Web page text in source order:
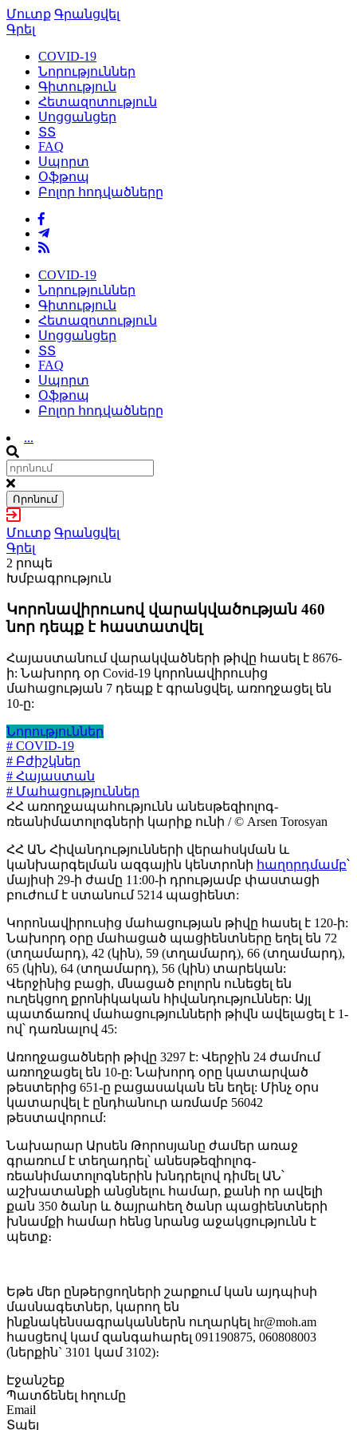
Մուտք Գրանցվել
Գրել
COVID-19
Նորություններ
Գիտություն
Հետազոտություն
Սոցցանցեր
ՏՏ
FAQ
Սպորտ
Օֆթոպ
Բոլոր հոդվածները
COVID-19
Նորություններ
Գիտություն
Հետազոտություն
Սոցցանցեր
ՏՏ
FAQ
Սպորտ
Օֆթոպ
Բոլոր հոդվածները
...
Որոնում
Մուտք Գրանցվել
Գրել
2 րոպե
Խմբագրություն
Կորոնավիրուսով վարակվածության 460
նոր դեպք է հաստատվել
Հայաստանում վարակվածների թիվը հասել է 8676-
ի: Նախորդ օր Covid-19 կորոնավիրուսից
մահացության 7 դեպք է գրանցվել, առողջացել են
10-ը:
Նորություններ
# COVID-19
# Բժիշկներ
# Հայաստան
# Մահացություններ
ՀՀ առողջապահությունն անեսթեզիոլոգ-
ռեանիմատոլոգների կարիք ունի / © Arsen Torosyan
ՀՀ ԱՆ Հիվանդությունների վերահսկման և
կանխարգելման ազգային կենտրոնի հաղորդմամբ՝
մայիսի 29-ի ժամը 11:00-ի դրությամբ փաստացի
բուժում է ստանում 5214 պացիենտ:
Կորոնավիրուսից մահացության թիվը հասել է 120-ի:
Նախորդ օրը մահացած պացիենտները եղել են 72
(տղամարդ), 42 (կին), 59 (տղամարդ), 66 (տղամարդ),
65 (կին), 64 (տղամարդ), 56 (կին) տարեկան:
Վերջինից բացի, մնացած բոլորն ունեցել են
ուղեկցող քրոնիկական հիվանդություններ: Այլ
պատճառով մահացությունների թիվն ավելացել է 1-
ով՝ դառնալով 45:
Առողջացածների թիվը 3297 է: Վերջին 24 ժամում
առողջացել են 10-ը: Նախորդ օրը կատարված
թեստերից 651-ը բացասական են եղել: Մինչ օրս
կատարվել է ընդհանուր առմամբ 56042
թեստավորում:
Նախարար Արսեն Թորոսյանը ժամեր առաջ
գրառում է տեղադրել՝ անեսթեզիոլոգ-
ռեանիմատոլոգներին խնդրելով դիմել ԱՆ՝
աշխատանքի անցնելու համար, քանի որ ավելի
քան 350 ծանր և ծայրահեղ ծանր պացիենտների
խնամքի համար հենց նրանց աջակցությունն է
պետք։
Եթե մեր ընթերցողների շարքում կան այդպիսի
մասնագետներ, կարող են
ինքնակենսագրականներն ուղարկել hr@moh.am
հասցեով կամ զանգահարել 091190875, 060808003
(ներքին` 3101 կամ 3102)։
Էջանշեք
Պատճենել հղումը
Email
Տպել